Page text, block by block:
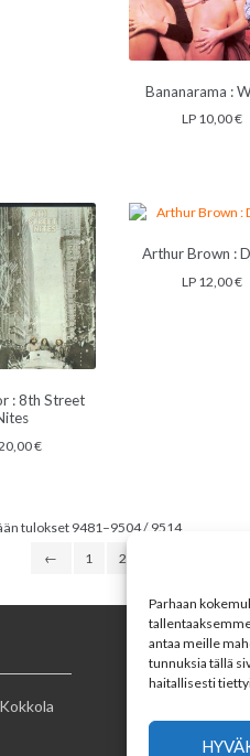
Parhaan
antaa meille
tunnuksia tällä
haitallisesti
Bananarama :
LP 10,00€
: 8th Street
€
Arthur Brown :
LP 12,00€
tulokset 9481–9504 / 9514Sorted
← 1 2
SEURAA